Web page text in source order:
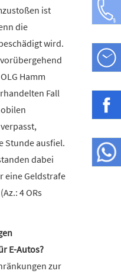
Sa:
»
ist
die
wird.
Hamm
Fall
Stunde ausfiel.
dabei
eine Geldstrafe
4 ORs
E-Autos?
zur